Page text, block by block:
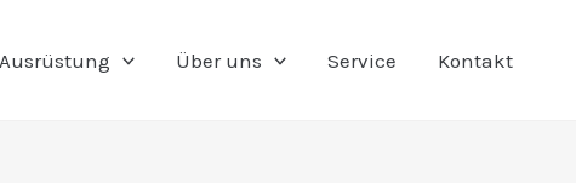
Ausrüstung Über uns Service Kontakt